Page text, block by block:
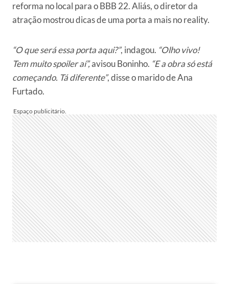
reforma no local para o BBB 22. Aliás, o diretor da
atração mostrou dicas de uma porta a mais no reality.
“O que será essa porta aqui?”, indagou. “Olho vivo!
Tem muito spoiler aí”,avisou Boninho. “E a obra só está
começando. Tá diferente”, disse o marido de Ana
Furtado.